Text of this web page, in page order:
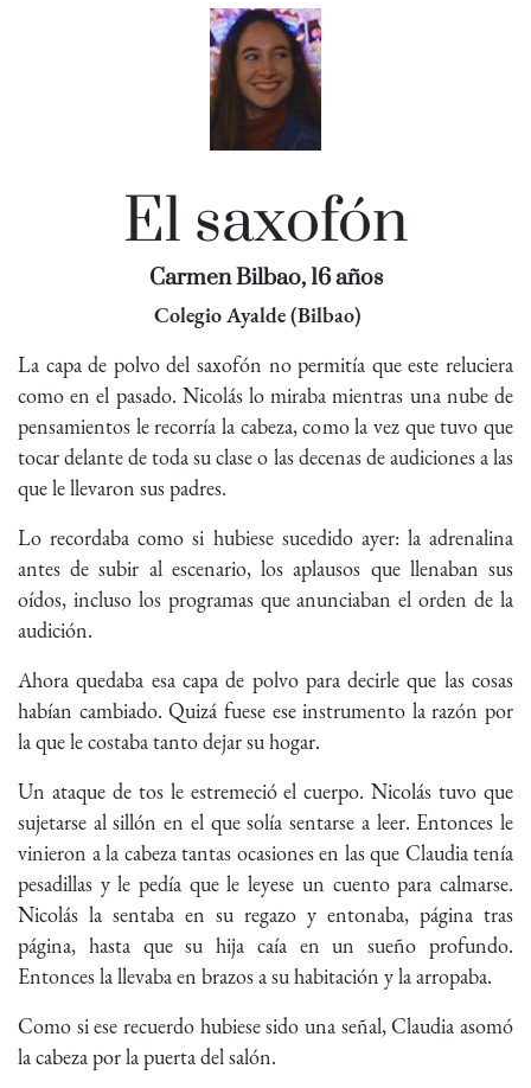
El saxofón
Carmen Bilbao, 16 años
Colegio Ayalde (Bilbao)
La capa de polvo del saxofón no permitía que este reluciera
como en el pasado. Nicolás lo miraba mientras una nube de
pensamientos le recorría la cabeza, como la vez que tuvo que
tocar delante de toda su clase o las decenas de audiciones a las
que le llevaron sus padres.
Lo recordaba como si hubiese sucedido ayer: la adrenalina
antes de subir al escenario, los aplausos que llenaban sus
oídos, incluso los programas que anunciaban el orden de la
audición.
Ahora quedaba esa capa de polvo para decirle que las cosas
habían cambiado. Quizá fuese ese instrumento la razón por
la que le costaba tanto dejar su hogar.
Un ataque de tos le estremeció el cuerpo. Nicolás tuvo que
sujetarse al sillón en el que solía sentarse a leer. Entonces le
vinieron a la cabeza tantas ocasiones en las que Claudia tenía
pesadillas y le pedía que le leyese un cuento para calmarse.
Nicolás la sentaba en su regazo y entonaba, página tras
página, hasta que su hija caía en un sueño profundo.
Entonces la llevaba en brazos a su habitación y la arropaba.
Como si ese recuerdo hubiese sido una señal, Claudia asomó
la cabeza por la puerta del salón.